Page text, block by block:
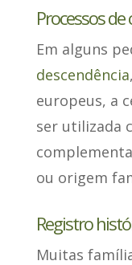
Processos
Em alguns
descendência,
europeus, a
ser utilizada
ou origem
Registro
Muitas